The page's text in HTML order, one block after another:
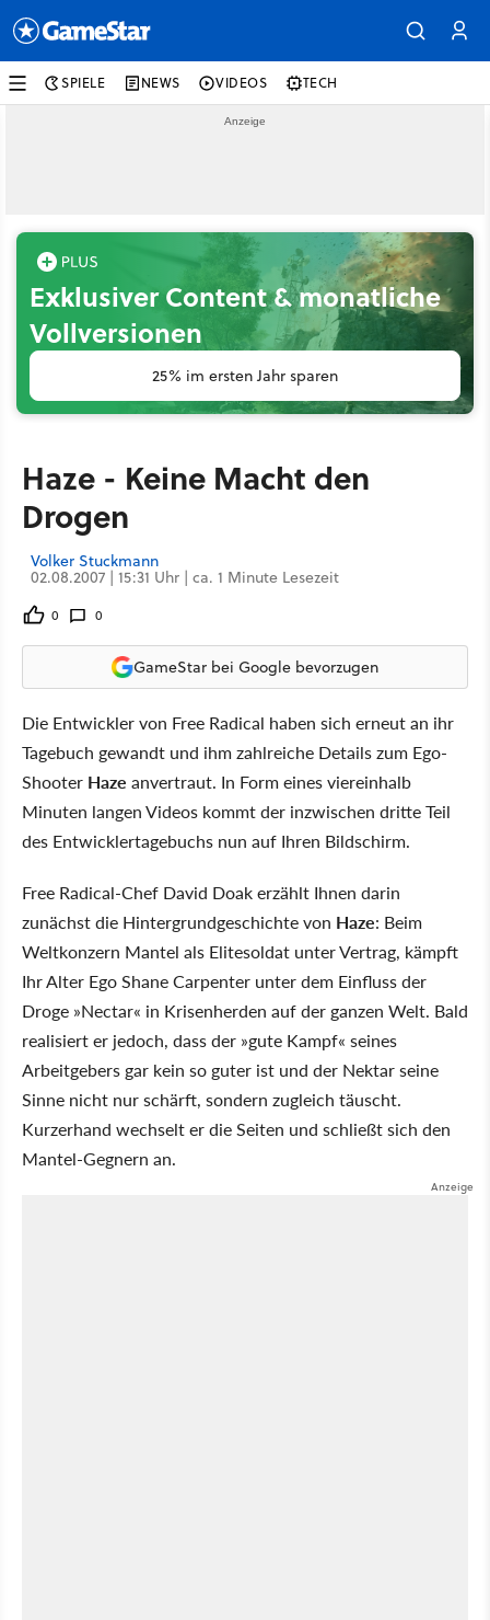
SPIELE NEWS VIDEOS TECH
Exklusiver Content & monatliche
Vollversionen
25% im ersten Jahr sparen
Haze - Keine Macht den
Drogen
Volker Stuckmann
02.08.2007 | 15:31 Uhr | ca. 1 Minute Lesezeit
0 0
GameStar bei Google bevorzugen
Die Entwickler von Free Radical haben sich erneut an ihr
Tagebuch gewandt und ihm zahlreiche Details zum Ego-
Shooter Haze anvertraut. In Form eines viereinhalb
Minuten langen Videos kommt der inzwischen dritte Teil
des Entwicklertagebuchs nun auf Ihren Bildschirm.
Free Radical-Chef David Doak erzählt Ihnen darin
zunächst die Hintergrundgeschichte von Haze: Beim
Weltkonzern Mantel als Elitesoldat unter Vertrag, kämpft
Ihr Alter Ego Shane Carpenter unter dem Einfluss der
Droge »Nectar« in Krisenherden auf der ganzen Welt. Bald
realisiert er jedoch, dass der »gute Kampf« seines
Arbeitgebers gar kein so guter ist und der Nektar seine
Sinne nicht nur schärft, sondern zugleich täuscht.
Kurzerhand wechselt er die Seiten und schließt sich den
Mantel-Gegnern an.